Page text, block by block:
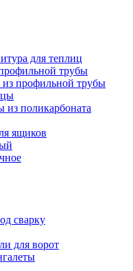
для теплиц
трубы
профильной трубы
из поликарбоната
ящиков
сварку
для ворот